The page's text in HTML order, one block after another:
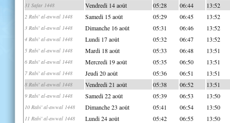
31 Safar 1448 Vendredi 14 août 05:28 06:44 13:52
2 Rabi' al-awwal 1448 Samedi 15 août 05:29 06:45 13:52
3 Rabi' al-awwal 1448 Dimanche 16 août 05:31 06:46 13:52
4 Rabi' al-awwal 1448 Lundi 17 août 05:32 06:47 13:52
5 Rabi' al-awwal 1448 Mardi 18 août 05:33 06:48 13:51
6 Rabi' al-awwal 1448 Mercredi 19 août 05:35 06:50 13:51
7 Rabi' al-awwal 1448 Jeudi 20 août 05:36 06:51 13:51
8 Rabi' al-awwal 1448 Vendredi 21 août 05:38 06:52 13:51
9 Rabi' al-awwal 1448 Samedi 22 août 05:39 06:53 13:50
10 Rabi' al-awwal 1448 Dimanche 23 août 05:41 06:54 13:50
11 Rabi' al-awwal 1448 Lundi 24 août 05:42 06:55 13:50